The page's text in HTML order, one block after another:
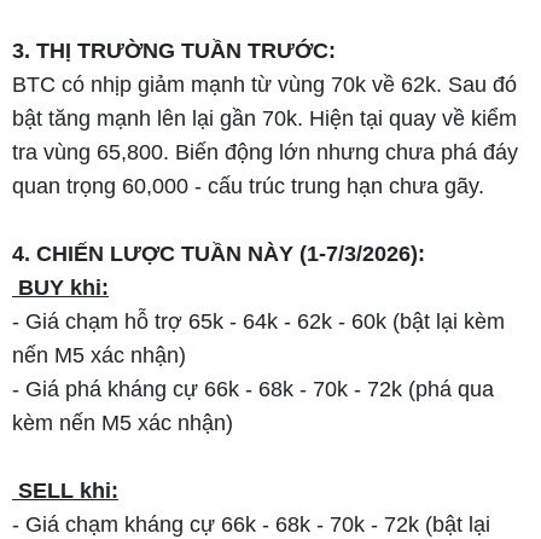
3. THỊ TRƯỜNG TUẦN TRƯỚC:
BTC có nhịp giảm mạnh từ vùng 70k về 62k. Sau đó
bật tăng mạnh lên lại gần 70k. Hiện tại quay về kiểm
tra vùng 65,800. Biến động lớn nhưng chưa phá đáy
quan trọng 60,000 - cấu trúc trung hạn chưa gãy.
4. CHIẾN LƯỢC TUẦN NÀY (1-7/3/2026):
BUY khi:
- Giá chạm hỗ trợ 65k - 64k - 62k - 60k (bật lại kèm
nến M5 xác nhận)
- Giá phá kháng cự 66k - 68k - 70k - 72k (phá qua
kèm nến M5 xác nhận)
SELL khi:
- Giá chạm kháng cự 66k - 68k - 70k - 72k (bật lại